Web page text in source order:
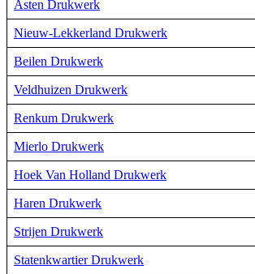
Asten Drukwerk
Nieuw-Lekkerland Drukwerk
Beilen Drukwerk
Veldhuizen Drukwerk
Renkum Drukwerk
Mierlo Drukwerk
Hoek Van Holland Drukwerk
Haren Drukwerk
Strijen Drukwerk
Statenkwartier Drukwerk